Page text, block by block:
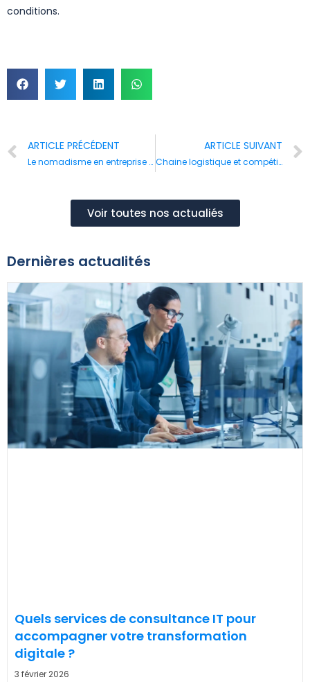
conditions.
ARTICLE PRÉCÉDENT
Le nomadisme en entreprise comme réponse au Covid-19 : l’exemple du Flex office
ARTICLE SUIVANT
Chaine logistique et compétitivité
Voir toutes nos actualiés
Dernières actualités
Quels services de consultance IT pour
accompagner votre transformation
digitale ?
3 février 2026